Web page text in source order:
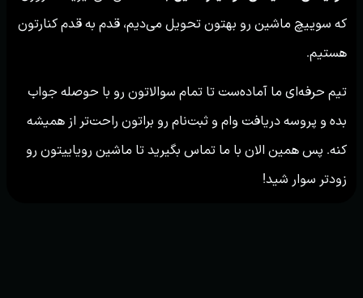
که سوییچ ماشین رو بهتون تحویل می‌دیم، قدم به قدم کنارتون
هستیم.
تیم حرفه‌ای ما آماده‌ست تا تمام سوالاتون رو با حوصله جواب
بده و پروسه دریافت وام و ثبت‌نام رو براتون راحت‌تر از همیشه
کنه. پس همین الان با ما تماس بگیرید تا ماشین رویاییتون رو
زودتر سوار شید!